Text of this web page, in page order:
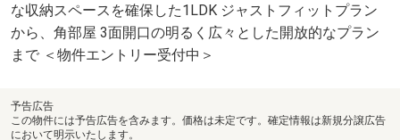
な収納スペースを確保した1LDK ジャストフィットプラン
から、角部屋 3面開口の明るく広々とした開放的なプラン
まで ＜物件エントリー受付中＞
予告広告
この物件には予告広告を含みます。価格は未定です。確定情報は新規分譲広告
において明示いたします。